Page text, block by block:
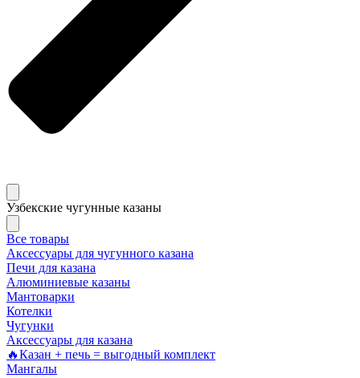
Узбекские чугунные казаны
Все товары
Аксессуары для чугунного казана
Печи для казана
Алюминиевые казаны
Мантоварки
Котелки
Чугунки
Аксессуары для казана
🔥Казан + печь = выгодный комплект
Мангалы